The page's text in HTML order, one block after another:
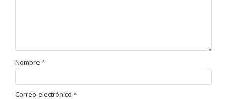
Nombre *
Correo electrónico *